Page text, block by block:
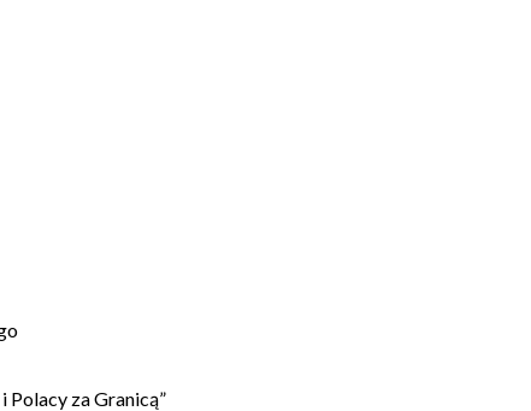
Polacy za Granicą”